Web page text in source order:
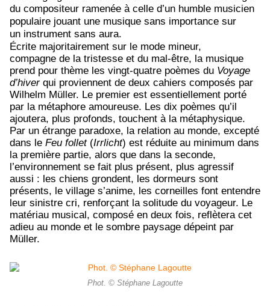
du compositeur ramenée à celle d’un humble musicien
populaire jouant une musique sans importance sur
un instrument sans aura.
Écrite majoritairement sur le mode mineur,
compagne de la tristesse et du mal-être, la musique
prend pour thème les vingt-quatre poèmes du Voyage
d’hiverqui proviennent de deux cahiers composés par
Wilhelm Müller. Le premier est essentiellement porté
par la métaphore amoureuse. Les dix poèmes qu’il
ajoutera, plus profonds, touchent à la métaphysique.
Par un étrange paradoxe, la relation au monde, excepté
dans le Feu follet(Irrlicht) est réduite au minimum dans
la première partie, alors que dans la seconde,
l’environnement se fait plus présent, plus agressif
aussi : les chiens grondent, les dormeurs sont
présents, le village s’anime, les corneilles font entendre
leur sinistre cri, renforçant la solitude du voyageur. Le
matériau musical, composé en deux fois, reflètera cet
adieu au monde et le sombre paysage dépeint par
Müller.
Phot. © Stéphane Lagoutte